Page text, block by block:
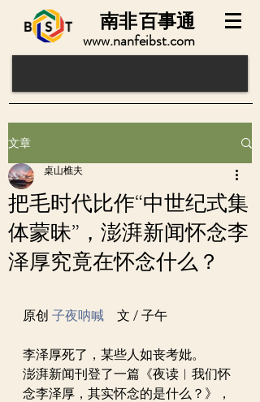
www.nanfeibst.com
百事通
南非
文章
把毛时代比作“中世纪式集
体蒙昧”，澎湃新闻怀念李
泽厚究竟在怀念什么？
桌山樵夫
原创 子夜呐喊
    文 / 子午
李泽厚死了，某些人如丧考妣。
澎湃新闻刊登了一篇《夜读︱我们怀
念李泽厚，其实怀念的是什么？》，